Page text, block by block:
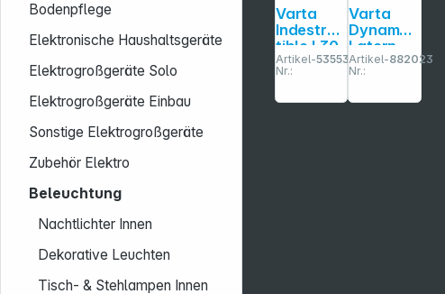
Bodenpflege
Elektronische Haushaltsgeräte
Elektrogroßgeräte Solo
Elektrogroßgeräte Einbau
Sonstige Elektrogroßgeräte
Zubehör Elektro
Beleuchtung
Nachtlichter Innen
Dekorative Leuchten
Tisch- & Stehlampen Innen
Varta
Indestruc
tible L30
Pro
extrem
robuste
Artikel-
Nr.:
535537
Varta
Dynamo
Latern
inkl.
Kurbel
Artikel-
Nr.:
882023